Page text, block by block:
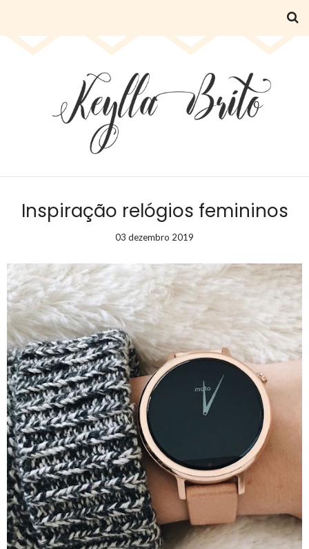
Inspiração relógios femininos
03 dezembro 2019